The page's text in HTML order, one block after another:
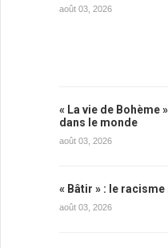
août 03, 2026
« La vie de Bohème
dans le monde
août 03, 2026
« Bâtir » : le
août 03, 2026